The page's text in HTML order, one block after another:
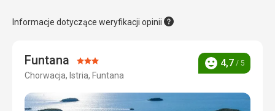
Informacje dotyczące weryfikacji opinii
Funtana Ocena:
3/5
Chorwacja, Istria, Funtana
Ocena
4,7 / 5